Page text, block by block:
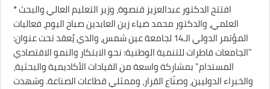
* افتتح الدكتور عبدالعزيز قنصوة، وزير التعليم العالي والبحث
العلمي، والدكتور محمد ضياء زين العابدين صباح اليوم، فعاليات
المؤتمر الدولي الـ14 لجامعة عين شمس، والذي يُعقد تحت عنوان:
"الجامعات قاطرات للتنمية الوطنية: نحو الابتكار والنمو الاقتصادي
المستدام" بمشاركة واسعة من القيادات الأكاديمية والبحثية،
والخبراء الدوليين، وصنّاع القرار، وممثلي قطاعات الصناعة. وشهدت